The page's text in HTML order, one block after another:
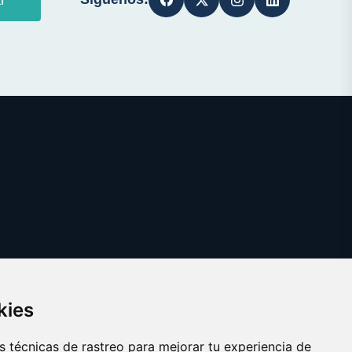
técnicas de rastreo para mejorar tu experiencia de